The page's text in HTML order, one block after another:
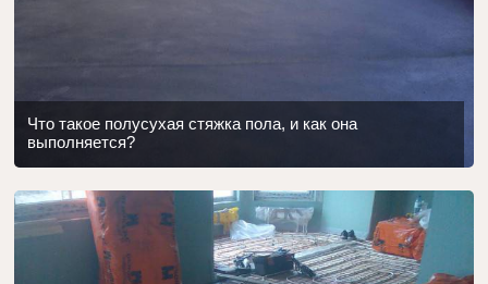
Что такое полусухая стяжка пола, и как она
выполняется?